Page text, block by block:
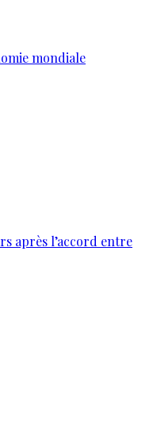
mondiale
après l’accord entre